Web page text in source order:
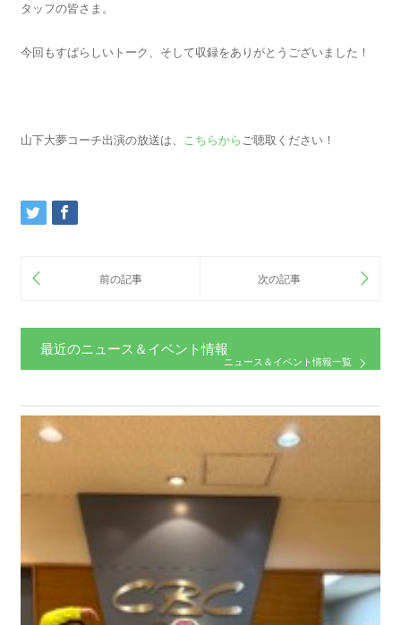
タッフの皆さま。
今回もすばらしいトーク、そして収録をありがとうございました！
山下大夢コーチ出演の放送は、 こちらから ご聴取ください！
最近のニュース＆イベント情報
ニュース＆イベント情報一覧